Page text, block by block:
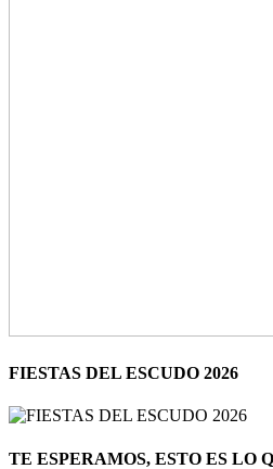
FIESTAS DEL ESCUDO 2026
TE ESPERAMOS, ESTO ES LO